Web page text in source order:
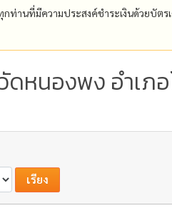
กท่านที่มีความประสงค์ชำระเงินด้วยบัต
หนองพง อำเภ